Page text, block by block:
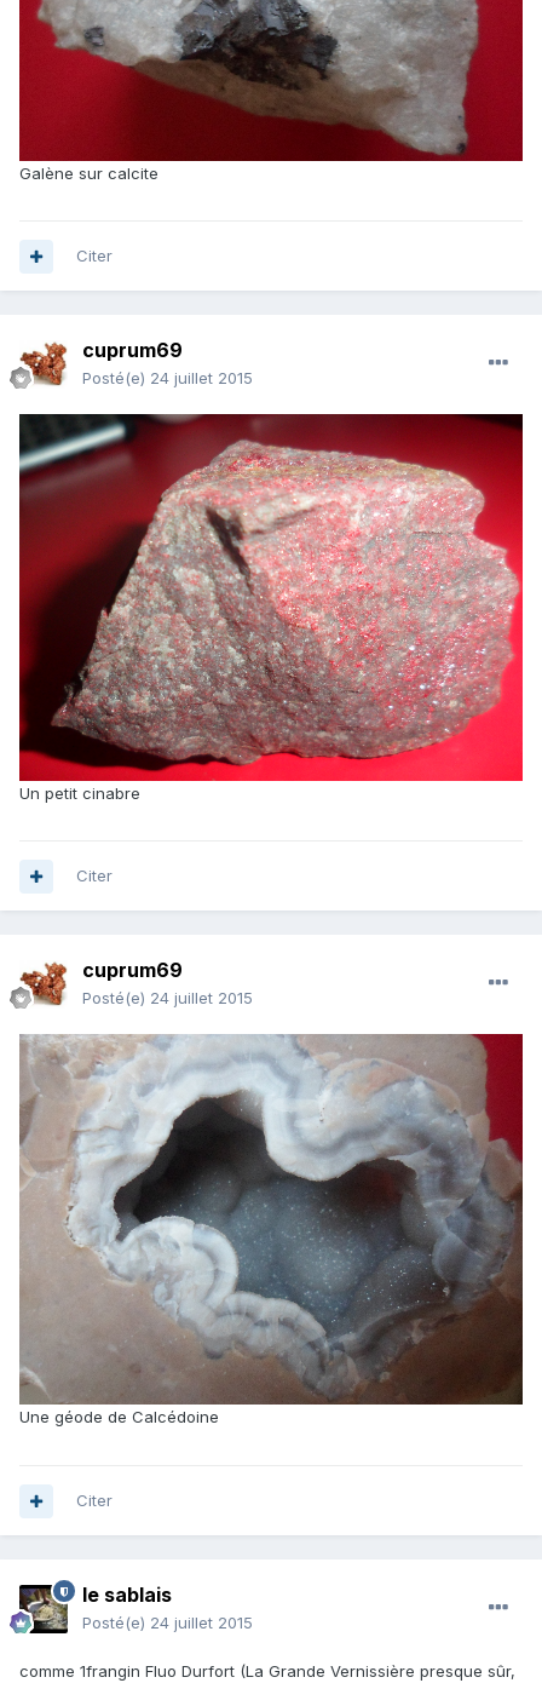
Galène sur calcite
Citer
cuprum69
Posté(e) 24 juillet 2015
Un petit cinabre
Citer
cuprum69
Posté(e) 24 juillet 2015
Une géode de Calcédoine
Citer
le sablais
Posté(e) 24 juillet 2015
comme 1frangin Fluo Durfort (La Grande Vernissière presque sûr,